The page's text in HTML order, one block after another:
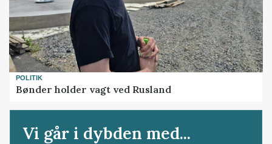
POLITIK
Bønder holder vagt ved Rusland
Vi går i dybden med...